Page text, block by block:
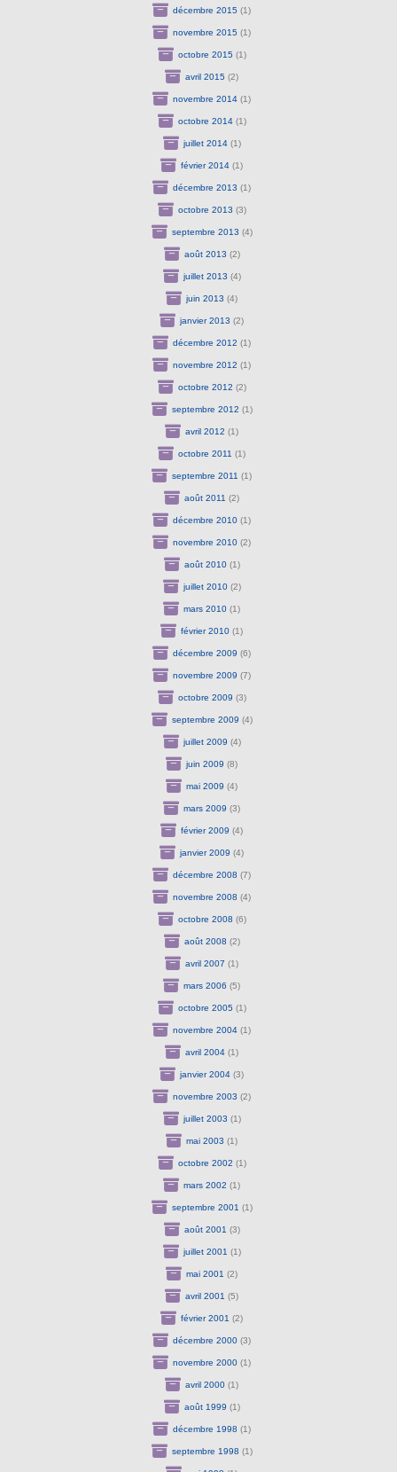
décembre 2015 (1)
novembre 2015 (1)
octobre 2015 (1)
avril 2015 (2)
novembre 2014 (1)
octobre 2014(1)
juillet 2014(1)
février 2014 (1)
décembre 2013 (1)
octobre 2013 (3)
septembre 2013 (4)
août 2013 (2)
juillet 2013 (4)
juin 2013 (4)
janvier 2013 (2)
décembre 2012 (1)
novembre 2012 (1)
octobre 2012 (2)
septembre 2012 (1)
avril 2012 (1)
octobre 2011 (1)
septembre 2011 (1)
août 2011 (2)
décembre 2010 (1)
novembre 2010 (2)
août 2010(1)
juillet 2010(2)
mars 2010 (1)
février 2010 (1)
décembre 2009 (6)
novembre 2009 (7)
octobre 2009 (3)
septembre 2009 (4)
juillet 2009 (4)
juin 2009 (8)
mai 2009 (4)
mars 2009 (3)
février 2009 (4)
janvier 2009 (4)
décembre 2008 (7)
novembre 2008 (4)
octobre 2008 (6)
août 2008 (2)
avril 2007 (1)
mars 2006 (5)
octobre 2005 (1)
novembre 2004 (1)
avril 2004 (1)
janvier 2004 (3)
novembre 2003 (2)
juillet 2003 (1)
mai 2003 (1)
octobre 2002 (1)
mars 2002 (1)
septembre 2001 (1)
août 2001 (3)
juillet 2001 (1)
mai 2001 (2)
avril 2001 (5)
février 2001 (2)
décembre 2000 (3)
novembre 2000 (1)
avril 2000 (1)
août 1999 (1)
décembre 1998 (1)
septembre 1998 (1)